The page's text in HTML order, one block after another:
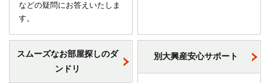
などの疑問にお答えいたしま
す。
スムーズなお部屋探しのダ
ンドリ
別大興産安心サポート